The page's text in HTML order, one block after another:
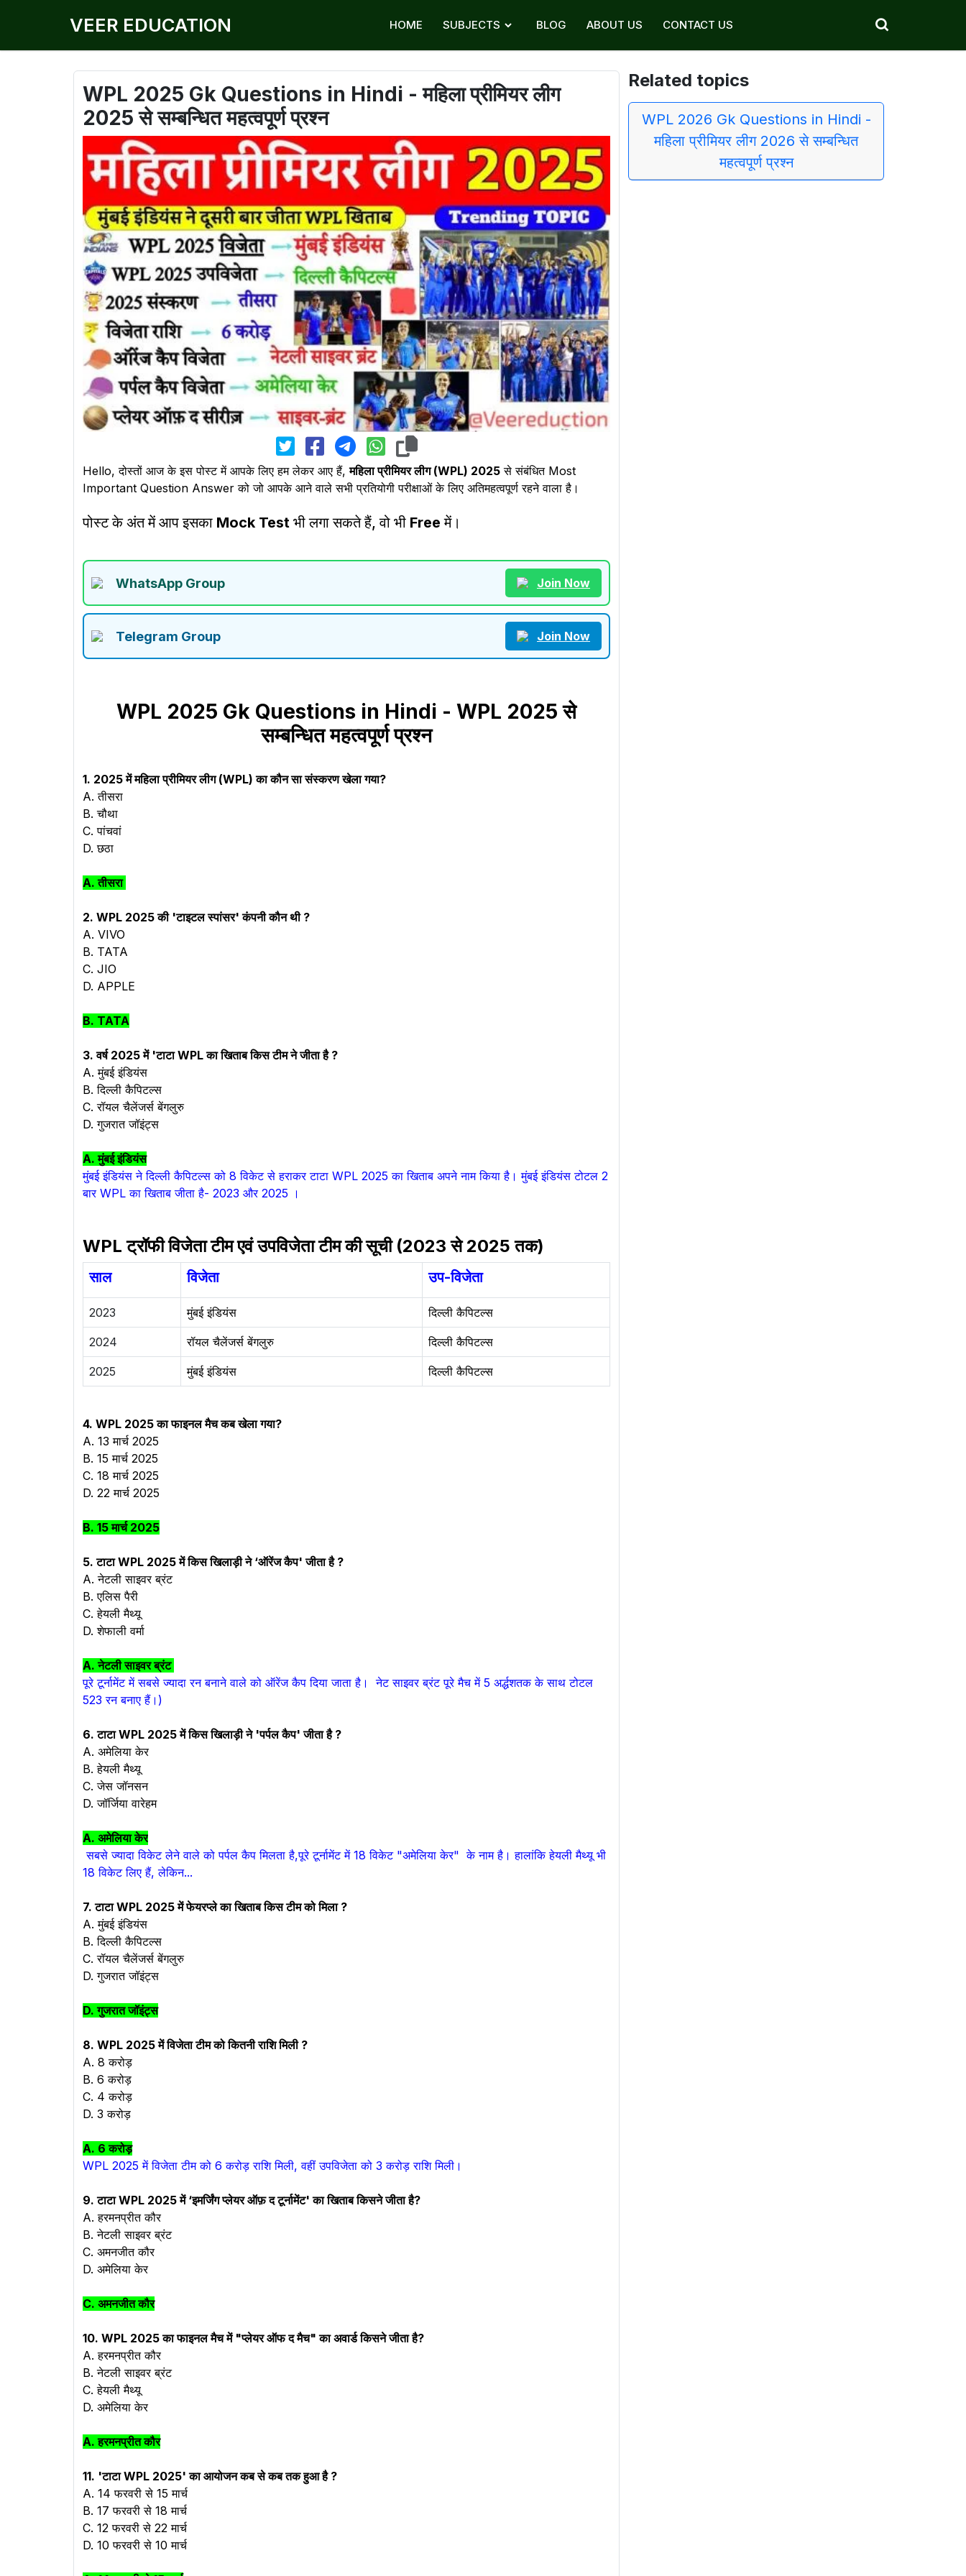
VEER EDUCATION HOME SUBJECTS BLOG ABOUT US CONTACT US
WPL 2025 Gk Questions in Hindi - महिला प्रीमियर लीग
2025 से सम्बन्धित महत्वपूर्ण प्रश्न
Hello, दोस्तों आज के इस पोस्ट में आपके लिए हम लेकर आए हैं,महिला प्रीमियर लीग (WPL) 2025 से संबंधित Most
Important Question Answer को जो आपके आने वाले सभी प्रतियोगी परीक्षाओं के लिए अतिमहत्वपूर्ण रहने वाला है।
पोस्ट के अंत में आप इसका Mock Test भी लगा सकते हैं, वो भी Free में।
WhatsApp Group Join Now
Telegram Group Join Now
WPL 2025 Gk Questions in Hindi - WPL 2025 से
सम्बन्धित महत्वपूर्ण प्रश्न
1. 2025 में महिला प्रीमियर लीग (WPL) का कौन सा संस्करण खेला गया?
A. तीसरा
B. चौथा
C. पांचवां
D. छठा
A. तीसरा
2. WPL 2025 की 'टाइटल स्पांसर' कंपनी कौन थी ?
A. VIVO
B. TATA
C. JIO
D. APPLE
B. TATA
3. वर्ष 2025 में 'टाटा WPL का खिताब किस टीम ने जीता है ?
A. मुंबई इंडियंस
B. दिल्ली कैपिटल्स
C. रॉयल चैलेंजर्स बेंगलुरु
D. गुजरात जॉइंट्स
A. मुंबई इंडियंस
मुंबई इंडियंस ने दिल्ली कैपिटल्स को 8 विकेट से हराकर टाटा WPL 2025 का खिताब अपने नाम किया है। मुंबई इंडियंस टोटल 2
बार WPL का खिताब जीता है- 2023 और 2025 ।
WPL ट्रॉफी विजेता टीम एवं उपविजेता टीम की सूची (2023 से 2025 तक)
साल विजेता उप-विजेता
2023 मुंबई इंडियंस दिल्ली कैपिटल्स
2024 रॉयल चैलेंजर्स बेंगलुरु दिल्ली कैपिटल्स
2025 मुंबई इंडियंस दिल्ली कैपिटल्स
4. WPL 2025 का फाइनल मैच कब खेला गया?
A. 13 मार्च 2025
B. 15 मार्च 2025
C. 18 मार्च 2025
D. 22 मार्च 2025
B. 15 मार्च 2025
5. टाटा WPL 2025 में किस खिलाड़ी ने ‘ऑरेंज कैप' जीता है ?
A.नेटली साइवर ब्रंट
B. एलिस पैरी
C. हेयली मैथ्यू
D. शेफाली वर्मा
A.नेटली साइवर ब्रंट
पूरे टूर्नामेंट में सबसे ज्यादा रन बनाने वाले को ऑरेंज कैप दिया जाता है। नेट साइवर ब्रंट पूरे मैच में 5 अर्द्धशतक के साथ टोटल
523 रन बनाए हैं।)
6. टाटा WPL 2025 में किस खिलाड़ी ने 'पर्पल कैप' जीता है ?
A. अमेलिया केर
B. हेयली मैथ्यू
C. जेस जॉनसन
D. जॉर्जिया वारेहम
A. अमेलिया केर
सबसे ज्यादा विकेट लेने वाले को पर्पल कैप मिलता है,पूरे टूर्नामेंट में 18 विकेट "अमेलिया केर" के नाम है। हालांकि हेयली मैथ्यू भी
18 विकेट लिए हैं, लेकिन...
7. टाटा WPL 2025 में फेयरप्ले का खिताब किस टीम को मिला ?
A. मुंबई इंडियंस
B. दिल्ली कैपिटल्स
C. रॉयल चैलेंजर्स बेंगलुरु
D. गुजरात जॉइंट्स
D. गुजरात जॉइंट्स
8. WPL 2025 में विजेता टीम को कितनी राशि मिली ?
A. 8 करोड़
B. 6 करोड़
C. 4 करोड़
D. 3 करोड़
A. 6 करोड़
WPL 2025 में विजेता टीम को 6 करोड़ राशि मिली, वहीं उपविजेता को 3 करोड़ राशि मिली।
9. टाटा WPL 2025 में ‘इमर्जिंग प्लेयर ऑफ़ द टूर्नामेंट' का खिताब किसने जीता है?
A. हरमनप्रीत कौर
B.नेटली साइवर ब्रंट
C. अमनजीत कौर
D. अमेलिया केर
C. अमनजीत कौर
10. WPL 2025 का फाइनल मैच में "प्लेयर ऑफ द मैच" का अवार्ड किसने जीता है?
A. हरमनप्रीत कौर
B.नेटली साइवर ब्रंट
C. हेयली मैथ्यू
D. अमेलिया केर
A. हरमनप्रीत कौर
11. 'टाटा WPL 2025' का आयोजन कब से कब तक हुआ है ?
A. 14 फरवरी से 15 मार्च
B. 17 फरवरी से 18 मार्च
C. 12 फरवरी से 22 मार्च
D. 10 फरवरी से 10 मार्च
Related topics
WPL 2026 Gk Questions in Hindi -
महिला प्रीमियर लीग 2026 से सम्बन्धित
महत्वपूर्ण प्रश्न